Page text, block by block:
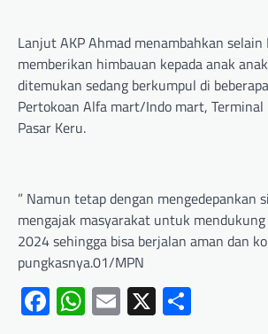
Lanjut AKP Ahmad menambahkan
memberikan himbauan kepada anak
ditemukan sedang berkumpul di
Pertokoan Alfa mart/Indo mart, Terminal
Pasar Keru.
” Namun tetap dengan mengedepankan
mengajak masyarakat untuk
2024 sehingga bisa berjalan aman dan
pungkasnya.01/MPN
Facebook
WhatsApp
Email
X